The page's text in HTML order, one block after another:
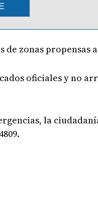
de zonas propensas
oficiales y no
la